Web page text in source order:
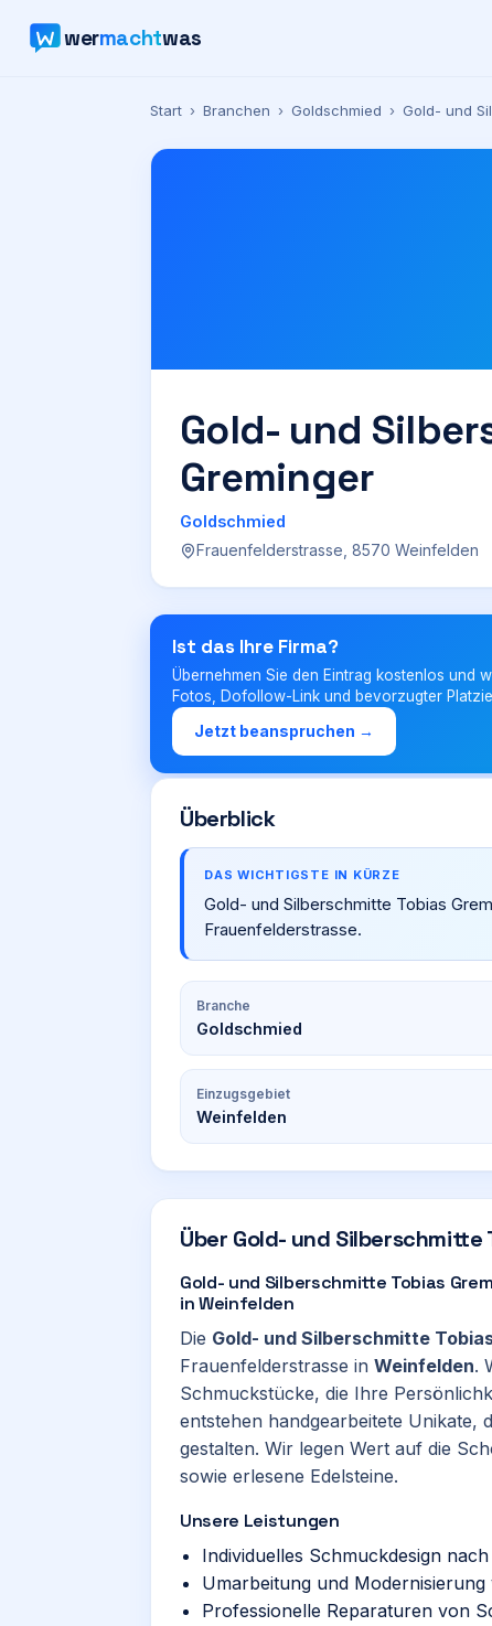
wermachtwas
Start › Branchen › Goldschmied › Gold- und
Gold- und
Greminger
Goldschmied
Frauenfelderstrasse, 8570 Weinfelden
Ist das Ihre Firma?
Übernehmen Sie den Eintrag kostenlos und
Fotos, Dofollow-Link und bevorzugter
Jetzt beanspruchen →
Überblick
DAS WICHTIGSTE IN KÜRZE
Gold- und Silberschmitte Tobias
Frauenfelderstrasse.
Branche
Goldschmied
Einzugsgebiet
Weinfelden
Über Gold- und Silberschmitte
Gold- und Silberschmitte Tobias
in Weinfelden
Die Gold- und Silberschmitte
Frauenfelderstrasse in Weinfelden.
Schmuckstücke, die Ihre
entstehen handgearbeitete Unikate,
gestalten. Wir legen Wert auf die
sowie erlesene Edelsteine.
Unsere Leistungen
Individuelles Schmuckdesign
Umarbeitung und
Professionelle Reparaturen von